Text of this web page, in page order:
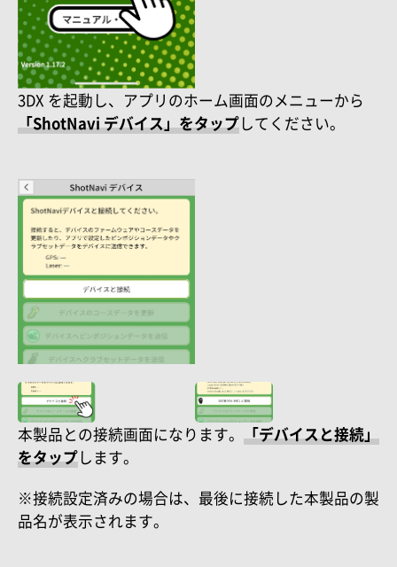
3DX を起動し、アプリのホーム画面のメニューから
「ShotNavi デバイス」をタップしてください。
本製品との接続画面になります。 「デバイスと接続」
をタップします。
※接続設定済みの場合は、最後に接続した本製品の製
品名が表示されます。